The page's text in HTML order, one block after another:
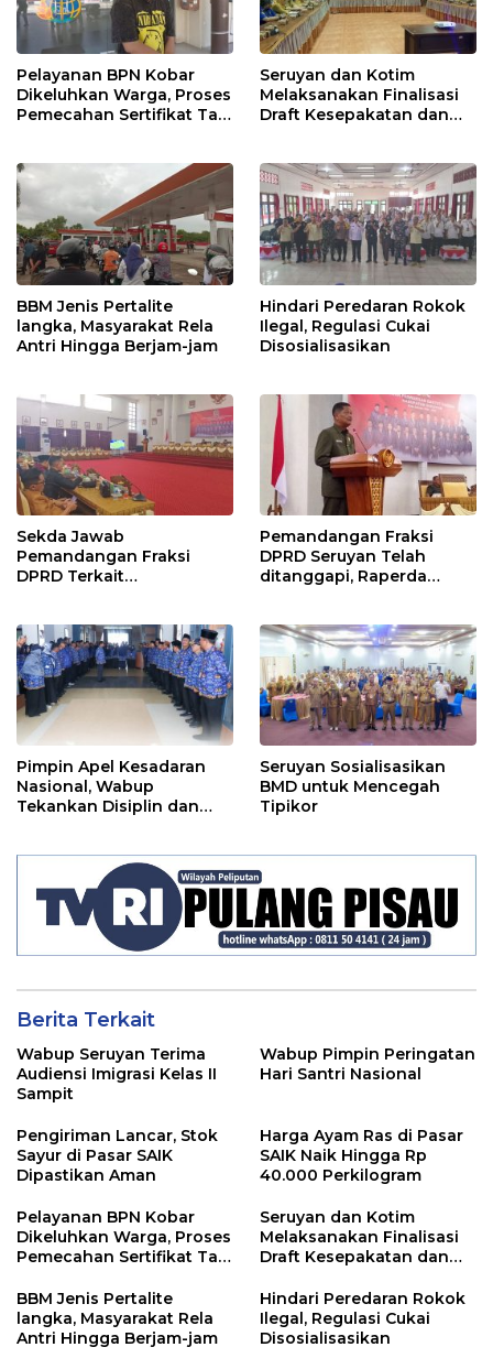
Pelayanan BPN Kobar
Dikeluhkan Warga, Proses
Pemecahan Sertifikat Tak
Seruyan dan Kotim
Melaksanakan Finalisasi
Draft Kesepakatan dan
BBM Jenis Pertalite
langka, Masyarakat Rela
Antri Hingga Berjam-jam
Hindari Peredaran Rokok
Ilegal, Regulasi Cukai
Disosialisasikan
Sekda Jawab
Pemandangan Fraksi
DPRD Terkait
2024
Pemandangan Fraksi
DPRD Seruyan Telah
ditanggapi, Raperda
Pimpin Apel Kesadaran
Nasional, Wabup
Tekankan Disiplin dan
Seruyan Sosialisasikan
BMD untuk Mencegah
Tipikor
Berita Terkait
Wabup Seruyan Terima
Audiensi Imigrasi Kelas II
Sampit
Wabup Pimpin Peringatan
Hari Santri Nasional
Pengiriman Lancar, Stok
Sayur di Pasar SAIK
Dipastikan Aman
Harga Ayam Ras di Pasar
SAIK Naik Hingga Rp
40.000 Perkilogram
Pelayanan BPN Kobar
Dikeluhkan Warga, Proses
Pemecahan Sertifikat Tak
Seruyan dan Kotim
Melaksanakan Finalisasi
Draft Kesepakatan dan
BBM Jenis Pertalite
langka, Masyarakat Rela
Antri Hingga Berjam-jam
Hindari Peredaran Rokok
Ilegal, Regulasi Cukai
Disosialisasikan